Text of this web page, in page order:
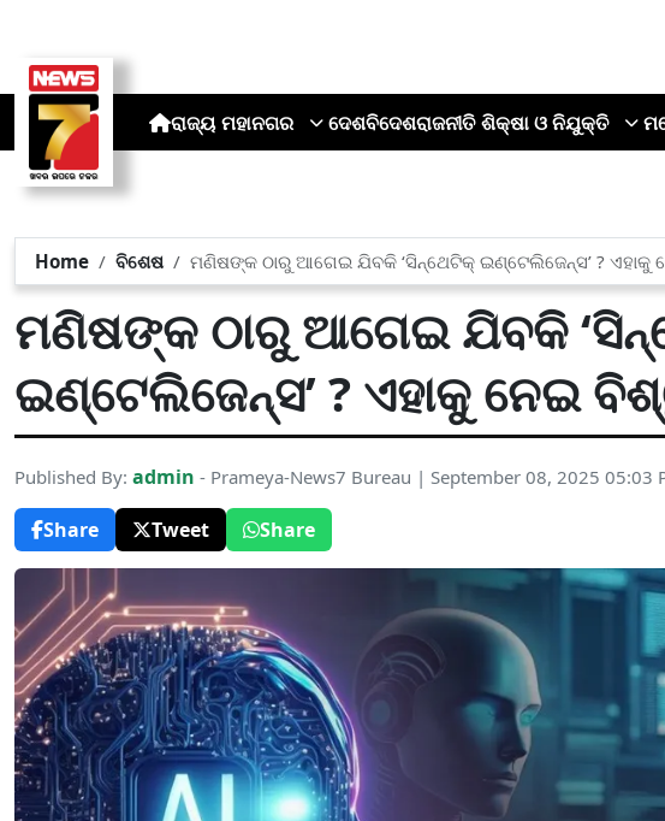
ରାଜ୍ୟ ମହାନଗର ଦେଶବିଦେଶରାଜନୀତି ଶିକ୍ଷା ଓ ନିଯୁକ୍ତି
Home ବିଶେଷ ମଣିଷଙ୍କ ଠାରୁ ଆଗେଇ ଯିବକି ‘ସିନ୍ଥେଟିକ୍ ଇଣ୍ଟେଲିଜେନ୍ସ’ ? ଏହାକୁ
ମଣିଷଙ୍କ ଠାରୁ ଆଗେଇ ଯିବକି
ଇଣ୍ଟେଲିଜେନ୍ସ’ ? ଏହାକୁ ନେଇ
Published By: admin - Prameya-News7 Bureau | September 08, 2025 05:03
Share
Tweet Share